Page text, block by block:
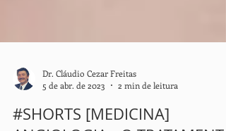
5 de abr. de 2023
2 min de leitura